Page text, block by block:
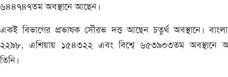
৬৪৪৭৪৭তম অবস্থানে আছেন।
একই বিভাগের প্রভাষক সৌরভ দত্ত আছেন চতুর্থ অবস্থানে।
২২৯৮, এশিয়ায় ১৫৪৩২২ এবং বিশ্বে ৬৫৩৯০৩তম অবস্থানে
তিনি।